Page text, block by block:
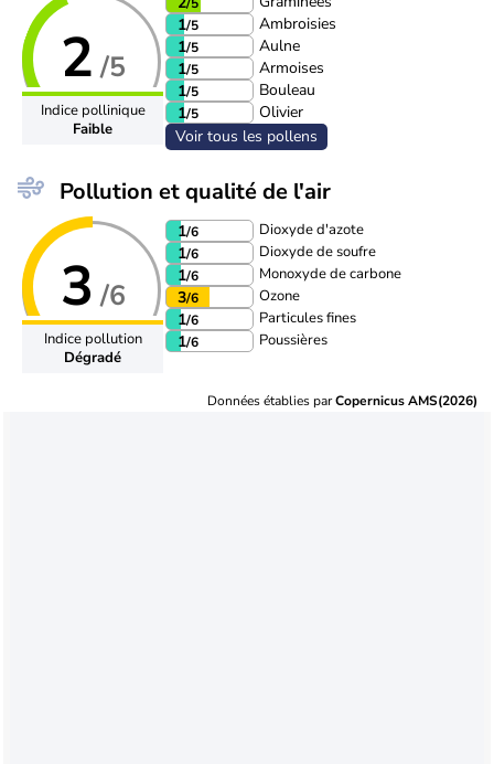
2 /5
Indice pollinique
Faible
1/5
Ambroisies
1/5
Aulne
1/5
Armoises
1/5
Bouleau
1/5
Olivier
Voir tous les pollens
Pollution et qualité de l'air
3 /6
Indice pollution
Dégradé
1/6 Dioxyde d'azote
1/6 Dioxyde de soufre
1/6 Monoxyde de carbone
3/6 Ozone
1/6 Particules fines
1/6 Poussières
Données établies parCopernicus AMS(2026)